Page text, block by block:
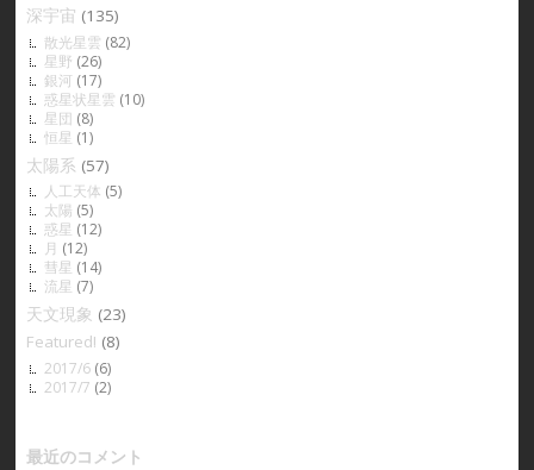
深宇宙 (135)
散光星雲 (82)
星野 (26)
銀河 (17)
惑星状星雲 (10)
星団 (8)
恒星 (1)
太陽系 (57)
人工天体 (5)
太陽 (5)
惑星 (12)
月 (12)
彗星 (14)
流星 (7)
天文現象 (23)
Featured! (8)
2017/6(6)
2017/7 (2)
最近のコメント